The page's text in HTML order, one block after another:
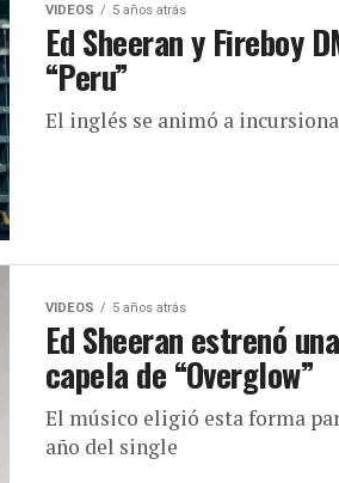
VIDEOS 5 años atrás
Ed Sheeran y Fireboy
“Peru”
El inglés se animó a
VIDEOS 5 años atrás
Ed Sheeran estrenó
capela de “Overglow”
El músico eligió esta forma
año del single